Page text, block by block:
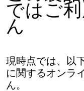
ではご
ん
現時点では、以
に関するオンラ
ん。